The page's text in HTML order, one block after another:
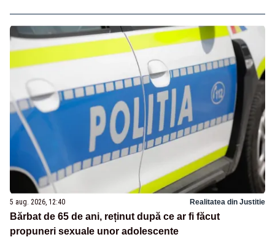
5 aug. 2026, 12:40 Realitatea din Justitie
Bărbat de 65 de ani, reținut după ce ar fi făcut
propuneri sexuale unor adolescente